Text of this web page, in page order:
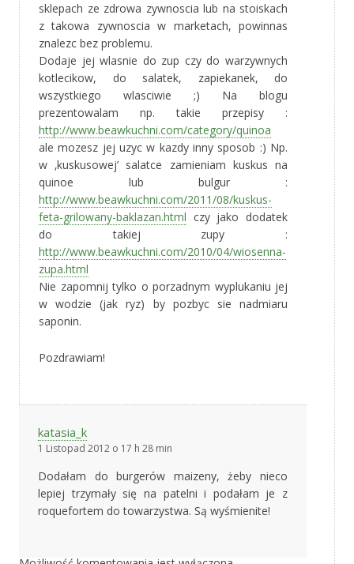
sklepach ze zdrowa zywnoscia lub na stoiskach
z takowa zywnoscia w marketach, powinnas
znalezc bez problemu.
Dodaje jej wlasnie do zup czy do warzywnych
kotlecikow, do salatek, zapiekanek, do
wszystkiego wlasciwie ;) Na blogu
prezentowalam np. takie przepisy :
http://www.beawkuchni.com/category/quinoa
ale mozesz jej uzyc w kazdy inny sposob :) Np.
w ‚kuskusowej’ salatce zamieniam kuskus na
quinoe lub bulgur :
http://www.beawkuchni.com/2011/08/kuskus-
feta-grilowany-baklazan.html czy jako dodatek
do takiej zupy :
http://www.beawkuchni.com/2010/04/wiosenna-
zupa.html
Nie zapomnij tylko o porzadnym wyplukaniu jej
w wodzie (jak ryz) by pozbyc sie nadmiaru
saponin.
Pozdrawiam!
katasia_k
1 Listopad 2012 o 17 h 28 min
Dodałam do burgerów maizeny, żeby nieco
lepiej trzymały się na patelni i podałam je z
roquefortem do towarzystwa. Są wyśmienite!